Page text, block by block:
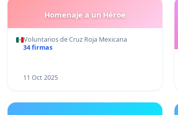
Homenaje a un Héroe
Voluntarios de Cruz Roja Mexicana
34 firmas
11 Oct 2025